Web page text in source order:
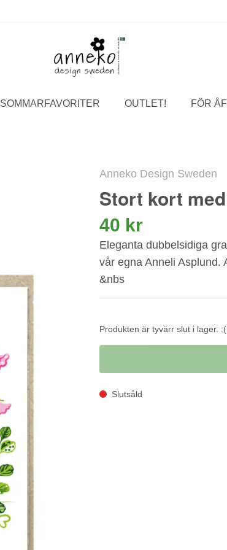
SOMMARFAVORITER OUTLET! FÖR ÅF
Anneko Design Sweden
Stort kort
40 kr
Eleganta dubbelsidiga
vår egna Anneli Asplund.
&nbs
Produkten är tyvärr slut i lager. :(
Slutsåld